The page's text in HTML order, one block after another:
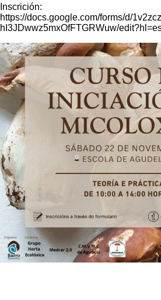
Inscrición:
https://docs.google.com/forms/d/
hI3JDwwz5mxOfFTGRWuw/